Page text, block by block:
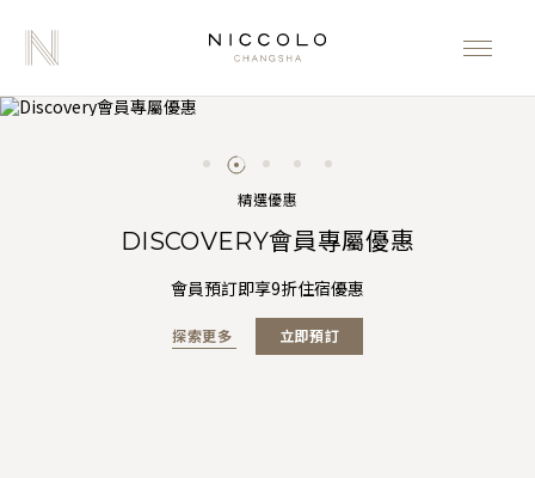
夏日臻享
官網預訂可享高達75折的含早餐房價及夏季主題菜單人民幣105元
餐飲消費額度
精選優惠
DISCOVERY會員專屬優惠
會員預訂即享9折住宿優惠
探索更多 立即預訂
阿瑪尼主題下午茶
香息流轉,温潤生輝。悦廊以阿瑪尼全新高定私藏香氛「珍珠影
木」為靈感,臻呈天際下午茶，將深海珍珠的温潤與烏木的深邃復
刻於盤中,於雲端輕啓一場明亮輕瑩的優雅午後。
提前七天預訂 - 會員直接預訂優惠
尼依格羅「探索之旅」會員於官方網站提前七天預訂，尊享生日宴
限定菜單 95 折優惠。
三倍「亞洲萬里通」里數
預訂尼依格羅酒店「夏日臻享」套餐即享三倍「亞洲萬里通」里數
及更多禮遇